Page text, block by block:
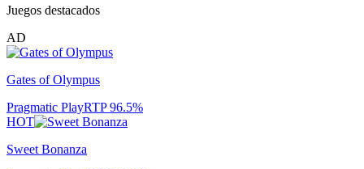
Juegos destacados
AD
Gates of Olympus
Pragmatic PlayRTP96.5%
HOT
Sweet Bonanza